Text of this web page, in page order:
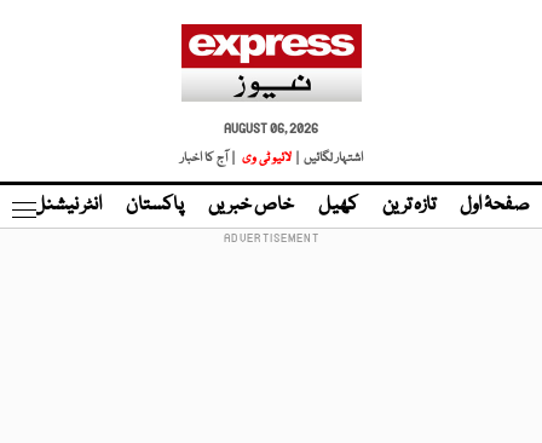
AUGUST 06, 2026
اشتہار لگائیں |
لائیو ٹی وی | آج کا اخبار
صفحۂ اول تازہ ترین کھیل خاص خبریں پاکستان انٹر نیشنل